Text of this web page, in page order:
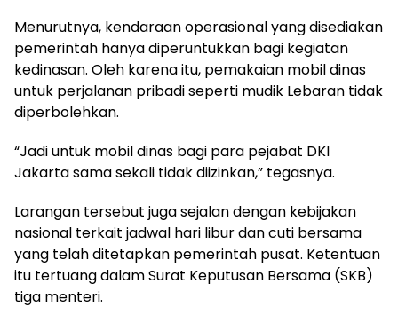
Menurutnya, kendaraan operasional yang disediakan
pemerintah hanya diperuntukkan bagi kegiatan
kedinasan. Oleh karena itu, pemakaian mobil dinas
untuk perjalanan pribadi seperti mudik Lebaran tidak
diperbolehkan.
“Jadi untuk mobil dinas bagi para pejabat DKI
Jakarta sama sekali tidak diizinkan,” tegasnya.
Larangan tersebut juga sejalan dengan kebijakan
nasional terkait jadwal hari libur dan cuti bersama
yang telah ditetapkan pemerintah pusat. Ketentuan
itu tertuang dalam Surat Keputusan Bersama (SKB)
tiga menteri.